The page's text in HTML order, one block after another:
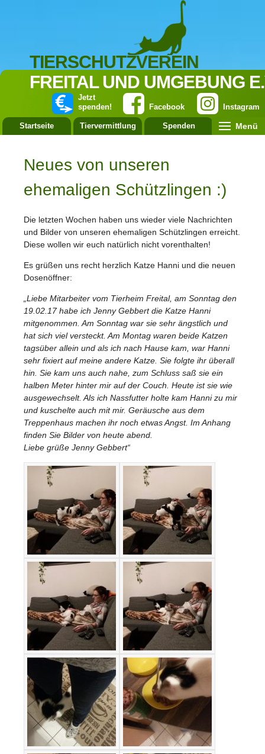
TIERSCHUTZVEREIN
FREITAL UND UMGEBUNG
Instagram
Facebook
Jetzt
spenden!
Startseite Tiervermittlung Spenden Menü
Neues von unseren
ehemaligen Schützlingen :)
Die letzten Wochen haben uns wieder viele Nachrichten
und Bilder von unseren ehemaligen Schützlingen erreicht.
Diese wollen wir euch natürlich nicht vorenthalten!
Es grüßen uns recht herzlich Katze Hanni und die neuen
Dosenöffner:
„Liebe Mitarbeiter vom Tierheim Freital, am Sonntag den
19.02.17 habe ich Jenny Gebbert die Katze Hanni
mitgenommen. Am Sonntag war sie sehr ängstlich und
hat sich viel versteckt. Am Montag waren beide Katzen
tagsüber allein und als ich nach Hause kam, war Hanni
sehr fixiert auf meine andere Katze. Sie folgte ihr überall
hin. Sie kam uns auch nahe, zum Schluss saß sie ein
halben Meter hinter mir auf der Couch. Heute ist sie wie
ausgewechselt. Als ich Nassfutter holte kam Hanni zu mir
und kuschelte auch mit mir. Geräusche aus dem
Treppenhaus machen ihr noch etwas Angst. Im Anhang
finden Sie Bilder von heute abend.
Liebe grüße Jenny Gebbert“